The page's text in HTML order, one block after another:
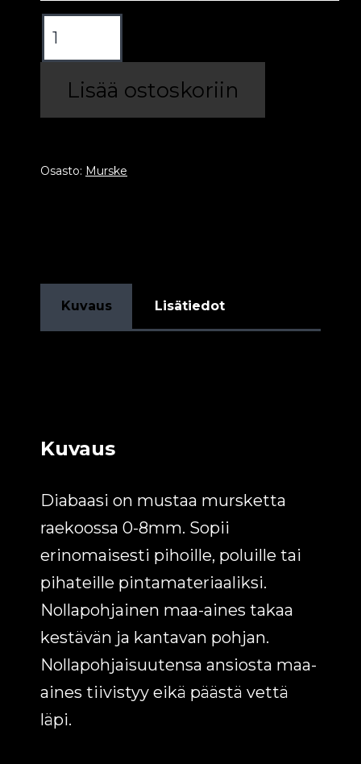
Diabaasi
8mm
määrä
Lisää ostoskoriin
Osasto: Murske
Kuvaus Lisätiedot
Kuvaus
Diabaasi on mustaa mursketta
raekoossa 0-8mm. Sopii
erinomaisesti pihoille, poluille tai
pihateille pintamateriaaliksi.
Nollapohjainen maa-aines takaa
kestävän ja kantavan pohjan.
Nollapohjaisuutensa ansiosta maa-
aines tiivistyy eikä päästä vettä
läpi.